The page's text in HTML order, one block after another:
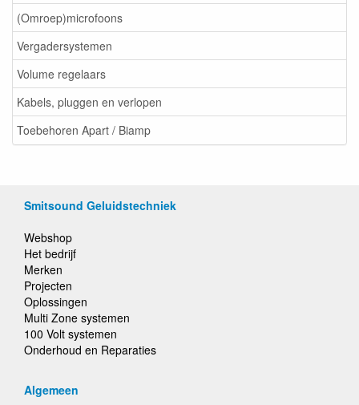
(Omroep)microfoons
Vergadersystemen
Volume regelaars
Kabels, pluggen en verlopen
Toebehoren Apart / Biamp
Smitsound Geluidstechniek
Webshop
Het bedrijf
Merken
Projecten
Oplossingen
Multi Zone systemen
100 Volt systemen
Onderhoud en Reparaties
Algemeen